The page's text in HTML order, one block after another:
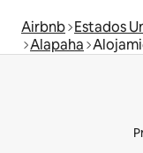
Airbnb Estados
Alapaha